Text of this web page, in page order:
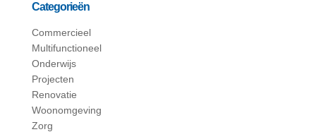
Categorieën
Commercieel
Multifunctioneel
Onderwijs
Projecten
Renovatie
Woonomgeving
Zorg